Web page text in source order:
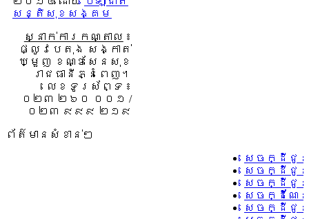
សន្តិសុខសង្គម
ស្នាក់ការកណ្តាល ៖
ផ្លូវបេតុង សង្កាត់
ឃ្មួញ ខណ្ឌសែនសុខ
រាជធានីភ្នំពេញ។
លេខទូរស័ព្ទ ៖
០២៣ ២៦០ ០០១ /
០២៣ ៩៩៩ ២១៩
ព័ត៌មានសំខាន់ៗ
សេចក្ដីជូ
សេចក្ដីជូ
សេចក្ដីជូ
សេចក្ដីណ
សេចក្ដីជូ